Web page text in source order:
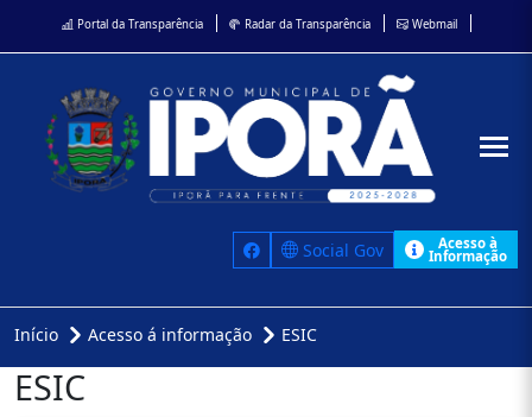
Portal da Transparência Radar da Transparência Webmail
Social Gov Acesso à
Informação
Início Acesso á informação ESIC
conteúdo principal
ESIC